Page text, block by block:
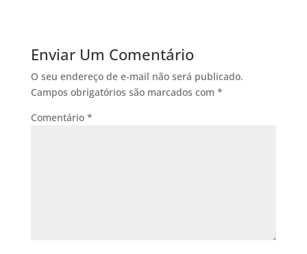
Enviar Um Comentário
O seu endereço de e-mail não será publicado.
Campos obrigatórios são marcados com *
Comentário *